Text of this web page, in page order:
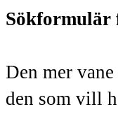
Sökformulär
Den mer
den som vill